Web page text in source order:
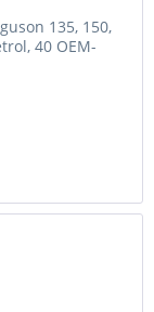
135, 150,
40 OEM-